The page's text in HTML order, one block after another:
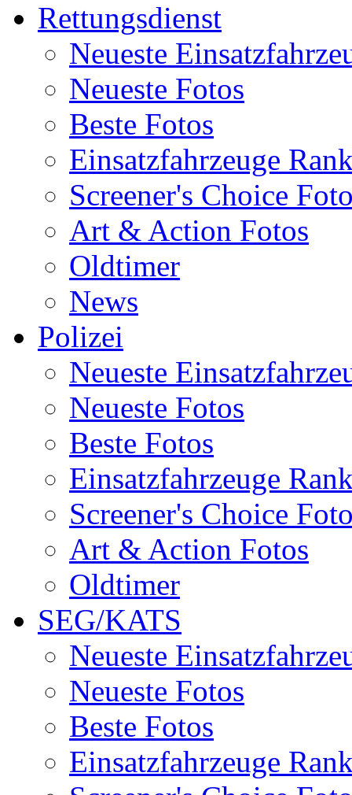
Rettungsdienst
Neueste
Neueste Fotos
Beste Fotos
Einsatzfahrzeuge
Screener's Choice
Art & Action Fotos
Oldtimer
News
Polizei
Neueste
Neueste Fotos
Beste Fotos
Einsatzfahrzeuge
Screener's Choice
Art & Action Fotos
Oldtimer
SEG/KATS
Neueste
Neueste Fotos
Beste Fotos
Einsatzfahrzeuge